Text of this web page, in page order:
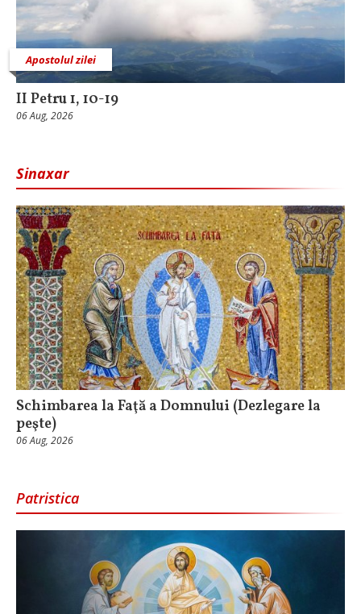
Apostolul zilei
II Petru 1, 10-19
06 Aug, 2026
Sinaxar
Schimbarea la Faţă a Domnului (Dezlegare la
peşte)
06 Aug, 2026
Patristica